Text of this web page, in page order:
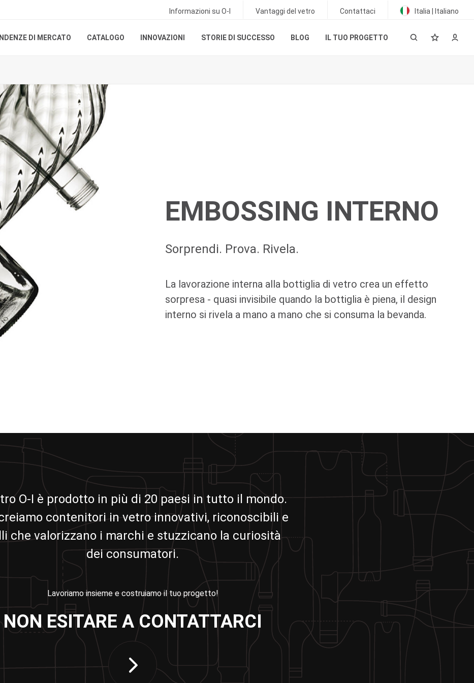
Informazioni su O-I Vantaggi del vetro Contattaci Italia | Italiano
DI MERCATO CATALOGO INNOVAZIONI STORIE DI SUCCESSO BLOG IL TUO PROGETTO
EMBOSSING INTERNO
Sorprendi. Prova. Rivela.
La lavorazione interna alla bottiglia di vetro crea un effetto
sorpresa - quasi invisibile quando la bottiglia è piena, il design
interno si rivela a mano a mano che si consuma la bevanda.
O-I è prodotto in più di 20 paesi in tutto il mondo.
contenitori in vetro innovativi, riconoscibili e
che valorizzano i marchi e stuzzicano la curiosità
dei consumatori.
Lavoriamo insieme e costruiamo il tuo progetto!
NON ESITARE A CONTATTARCI